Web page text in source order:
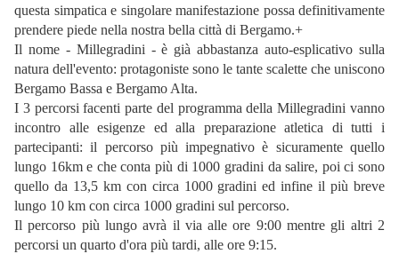
questa simpatica e singolare manifestazione possa definitivamente
prendere piede nella nostra bella città di Bergamo.+
Il nome - Millegradini - è già abbastanza auto-esplicativo sulla
natura dell'evento: protagoniste sono le tante scalette che uniscono
Bergamo Bassa e Bergamo Alta.
I 3 percorsi facenti parte del programma della Millegradini vanno
incontro alle esigenze ed alla preparazione atletica di tutti i
partecipanti: il percorso più impegnativo è sicuramente quello
lungo 16km e che conta più di 1000 gradini da salire, poi ci sono
quello da 13,5 km con circa 1000 gradini ed infine il più breve
lungo 10 km con circa 1000 gradini sul percorso.
Il percorso più lungo avrà il via alle ore 9:00 mentre gli altri 2
percorsi un quarto d'ora più tardi, alle ore 9:15.